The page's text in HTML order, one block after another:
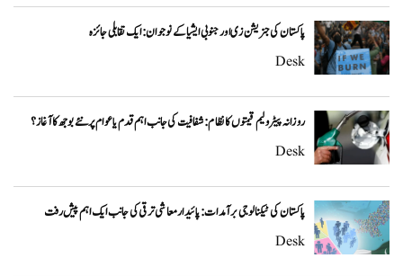
پاکستان کی جنریشن زی اور جنوبی ایشیا کے نوجوان: ایک تقابلی جائزہ
Desk
روزانہ پیٹرولیم قیمتوں کا نظام: شفافیت کی جانب اہم قدم یا عوام پر نئے بوجھ کا آغاز؟
Desk
پاکستان کی ٹیکنالوجی برآمدات: پائیدار معاشی ترقی کی جانب ایک اہم پیش رفت
Desk